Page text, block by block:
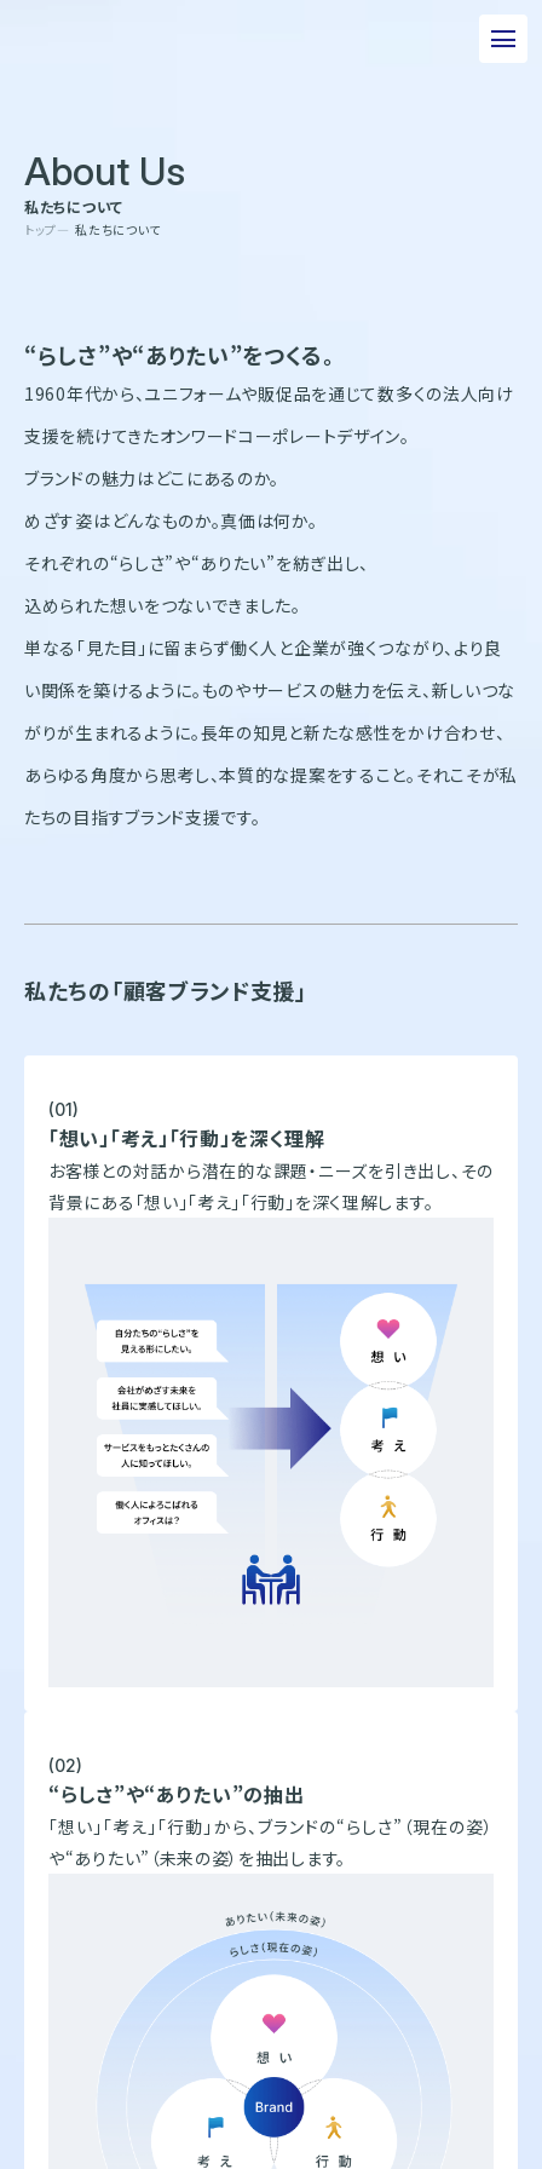
事業について
エピソード
サステナビリティ
企業情報
採用情報
お問い合わせ
株式会社オンワード樫山
〒102－8115
東京都千代田区飯田橋二丁目10－10
TEL：03-5226-1333
Copyright(C)2025 Onward Corporate Design CO., Ltd.
個人情報保護方針
電子公告（2024年3月28日以前）
トップ 私たちについて
About Us
私たちについて
“らしさ”や“ありたい”をつくる。
1960年代から、ユニフォームや販促品を通じて数多くの法人向け
支援を続けてきたオンワードコーポレートデザイン。
ブランドの魅力はどこにあるのか。
めざす姿はどんなものか。真価は何か。
それぞれの“らしさ”や“ありたい”を紡ぎ出し、
込められた想いをつないできました。
単なる「見た目」に留まらず働く人と企業が強くつながり、より良
い関係を築けるように。ものやサービスの魅力を伝え、新しいつな
がりが生まれるように。長年の知見と新たな感性をかけ合わせ、
あらゆる角度から思考し、本質的な提案をすること。それこそが私
たちの目指すブランド支援です。
私たちの「顧客ブランド支援」
(01)
「想い」「考え」「行動」を深く理解
お客様との対話から潜在的な課題・ニーズを引き出し、その
背景にある「想い」「考え」「行動」を深く理解します。
(02)
“らしさ”や“ありたい”の抽出
「想い」「考え」「行動」から、ブランドの“らしさ”（現在の姿）
や“ありたい”（未来の姿）を抽出します。